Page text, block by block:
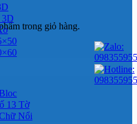
trong giỏ hàng.
13 Tờ
Nổi